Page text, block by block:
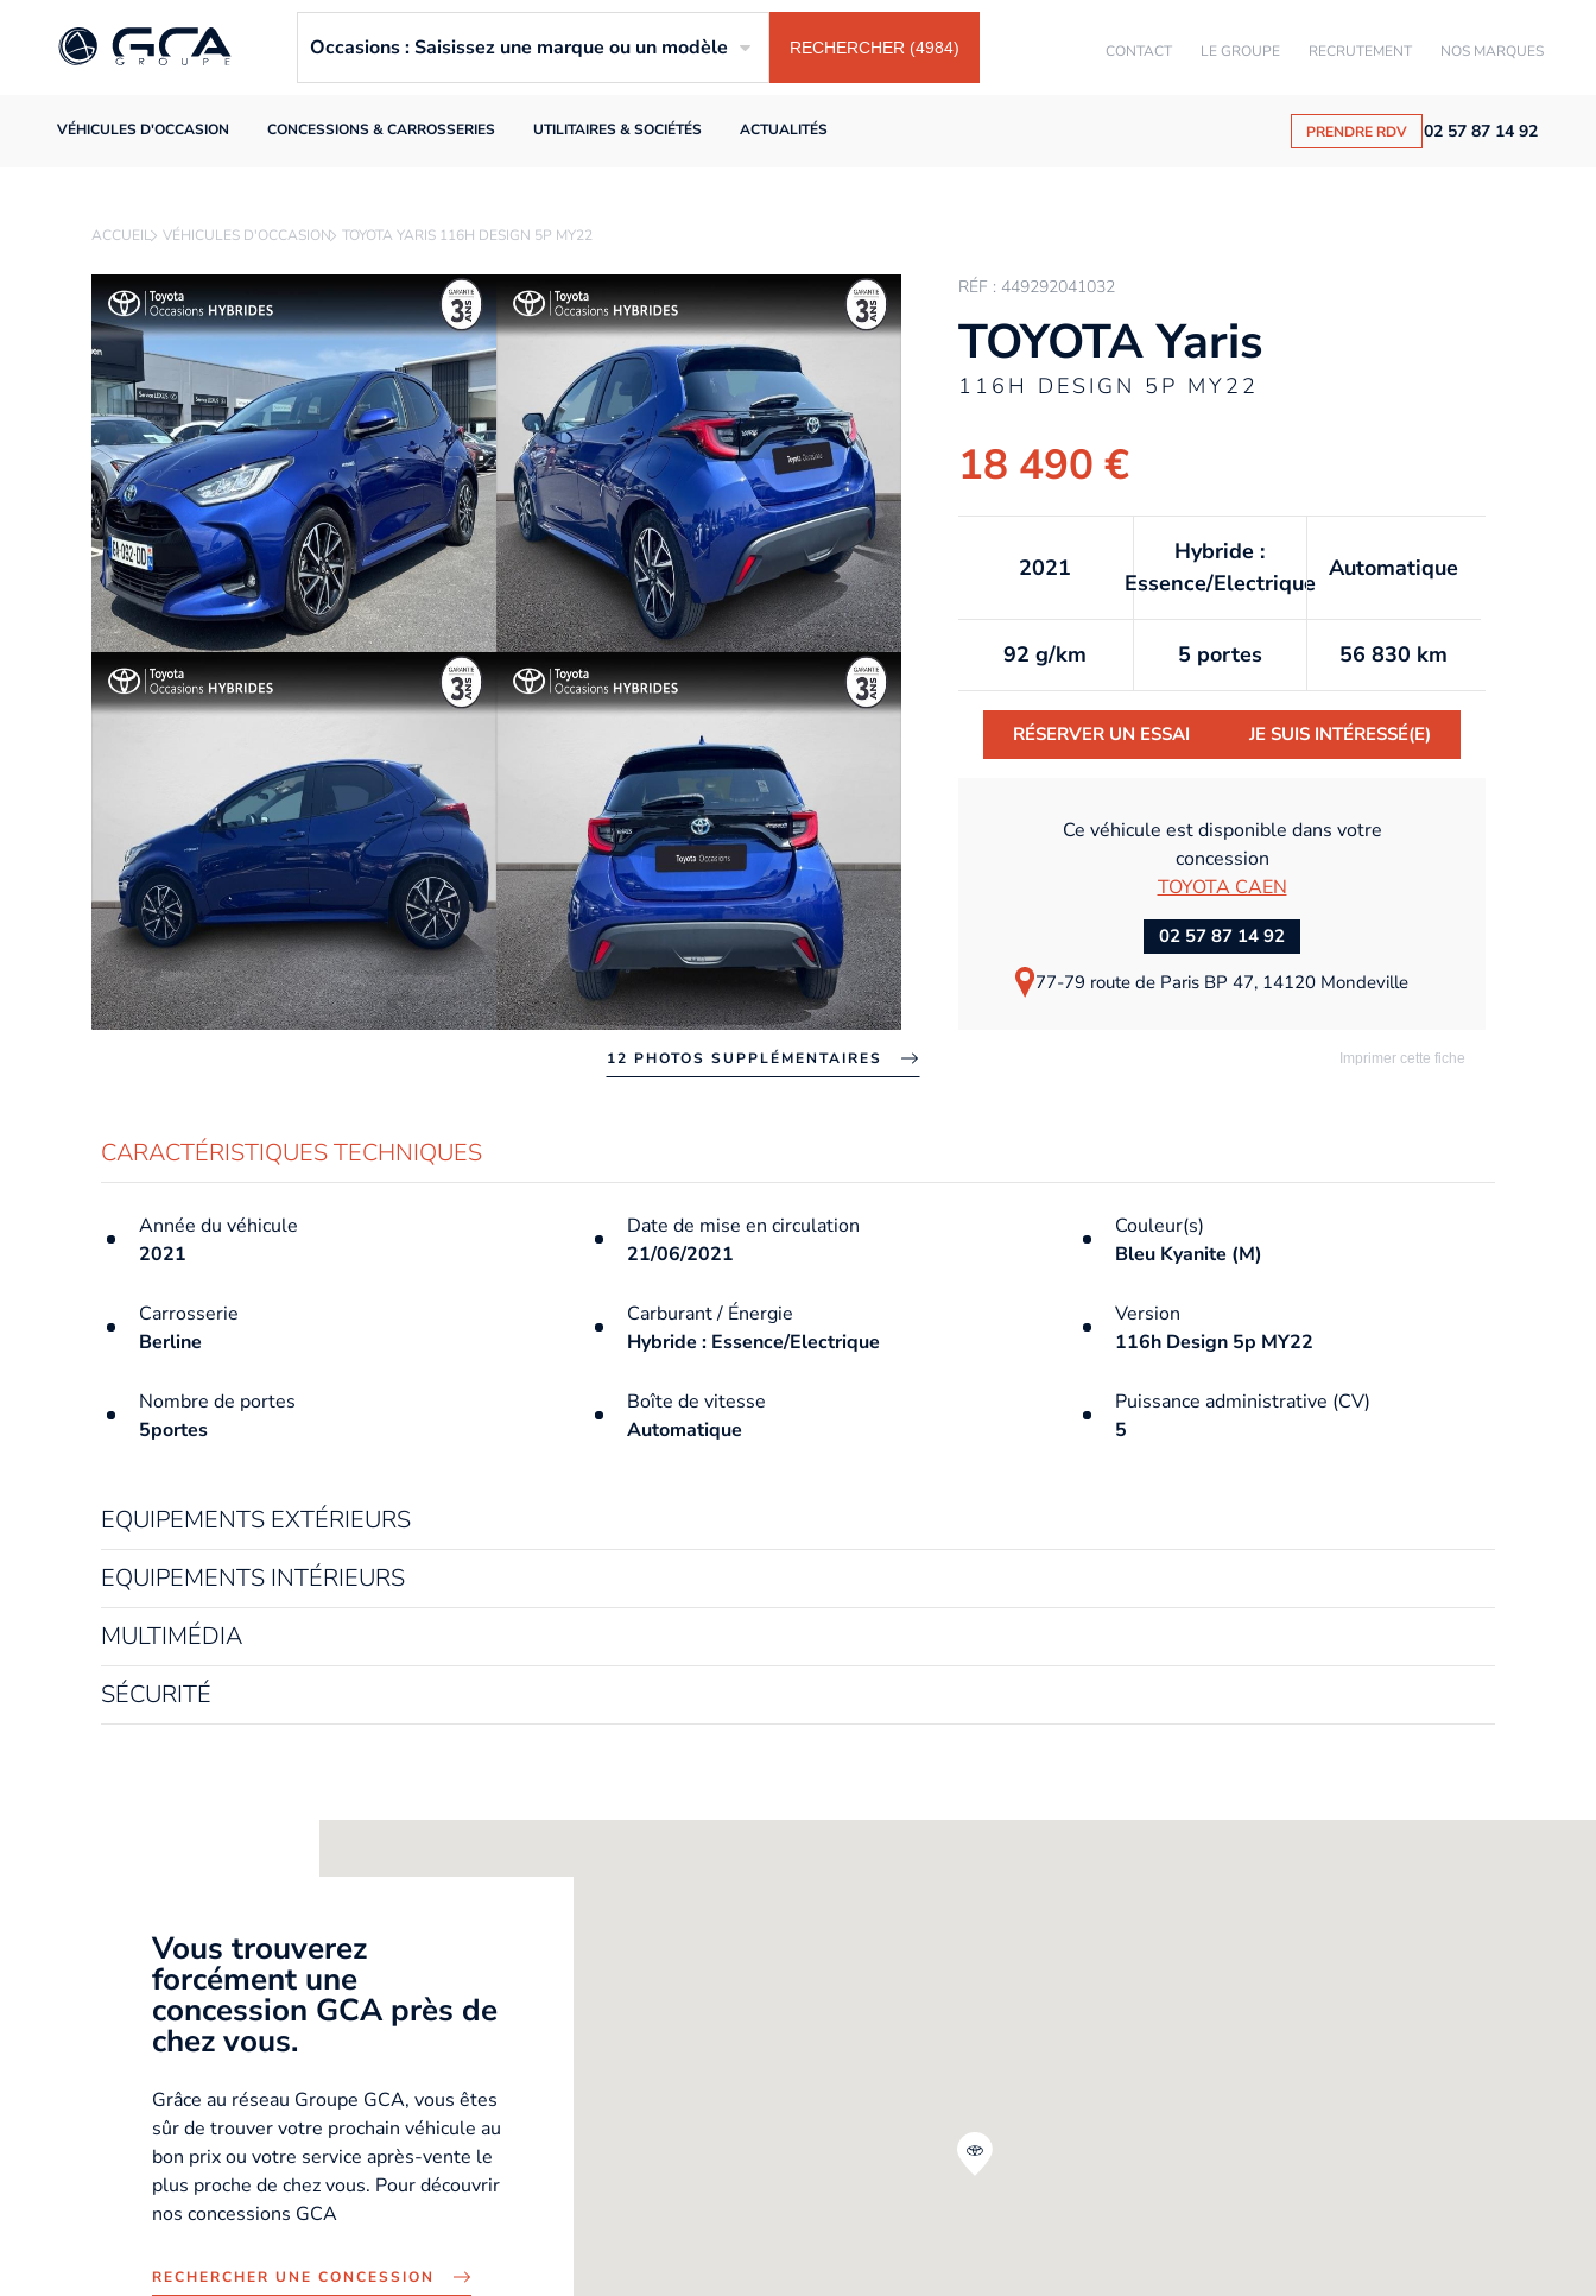
CONTACT LE GROUPE RECRUTEMENT NOS MARQUES
VÉHICULES D'OCCASION CONCESSIONS & CARROSSERIES UTILITAIRES & SOCIÉTÉS ACTUALITÉS PRENDRE RDV 02 57 87 14 92
Occasions : Saisissez une marque ou un modèle RECHERCHER (4984)
ACCUEIL VÉHICULES D'OCCASION TOYOTA YARIS 116H DESIGN 5P MY22
12 PHOTOS SUPPLÉMENTAIRES
RÉF : 449292041032
TOYOTA Yaris
116H DESIGN 5P MY22
18 490 €
2021
Hybride :
Essence/Electrique
Automatique
92 g/km 5 portes 56 830 km
RÉSERVER UN ESSAI JE SUIS INTÉRESSÉ(E)
Ce véhicule est disponible dans votre
concession
TOYOTA CAEN
02 57 87 14 92
77-79 route de Paris BP 47, 14120 Mondeville
Imprimer cette fiche
CARACTÉRISTIQUES TECHNIQUES
Année du véhicule
2021
Date de mise en circulation
21/06/2021
Couleur(s)
Bleu Kyanite (M)
Carrosserie
Berline
Carburant / Énergie
Hybride : Essence/Electrique
Version
116h Design 5p MY22
Nombre de portes
5portes
Boîte de vitesse
Automatique
Puissance administrative (CV)
5
EQUIPEMENTS EXTÉRIEURS
EQUIPEMENTS INTÉRIEURS
MULTIMÉDIA
SÉCURITÉ
Vous trouverez
forcément une
concession GCA près de
chez vous.
Grâce au réseau Groupe GCA, vous êtes
sûr de trouver votre prochain véhicule au
bon prix ou votre service après-vente le
plus proche de chez vous. Pour découvrir
nos concessions GCA
RECHERCHER UNE CONCESSION